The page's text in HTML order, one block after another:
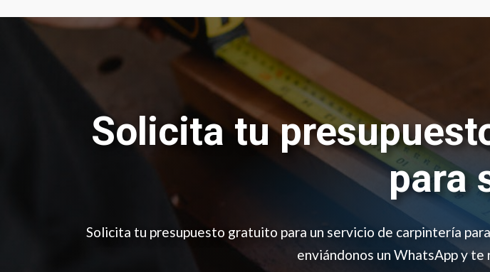
Solicita tu
para
Solicita tu presupuesto gratuito para un servicio de carpintería
enviándonos un WhatsApp y